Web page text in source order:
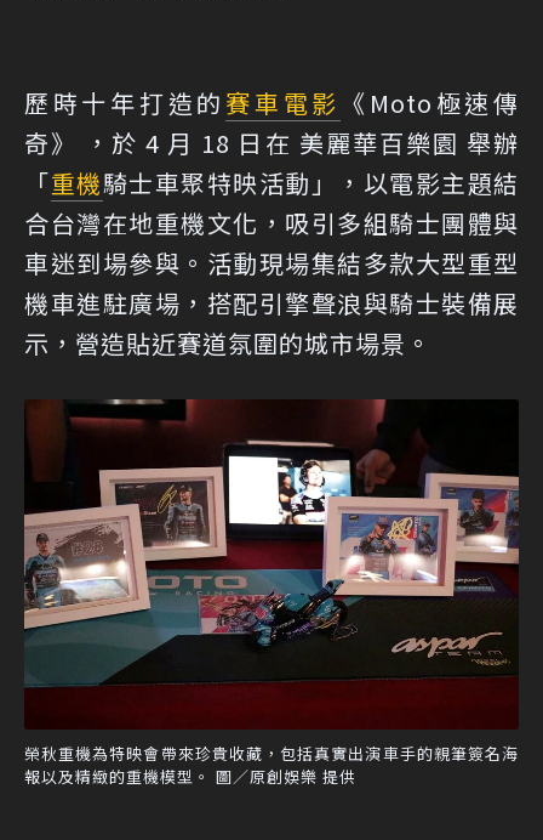
歷時十年打造的 賽車 電影 《Moto極速傳
奇》 ，於 4 月 18 日在 美麗華百樂園 舉辦
「重機騎士車聚特映活動」，以電影主題結
合台灣在地重機文化，吸引多組騎士團體與
車迷到場參與。活動現場集結多款大型重型
機車進駐廣場，搭配引擎聲浪與騎士裝備展
示，營造貼近賽道氛圍的城市場景。
榮秋重機為特映會帶來珍貴收藏，包括真實出演車手的親筆簽名海
報以及精緻的重機模型。 圖／原創娛樂 提供